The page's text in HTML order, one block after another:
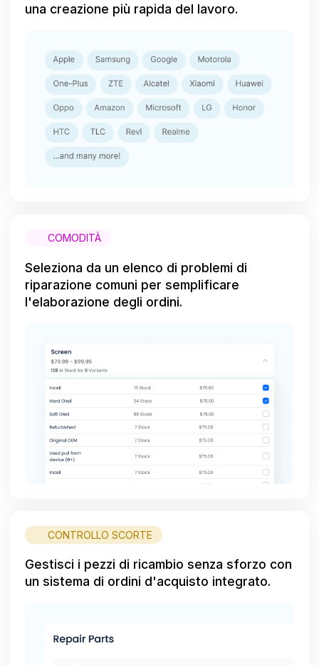
una creazione più rapida del lavoro.
COMODITÀ
Seleziona da un elenco di problemi di
riparazione comuni per semplificare
l'elaborazione degli ordini.
CONTROLLO SCORTE
Gestisci i pezzi di ricambio senza sforzo con
un sistema di ordini d'acquisto integrato.